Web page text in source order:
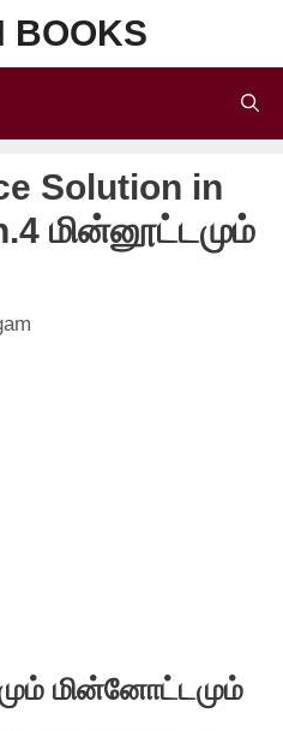
BOOKS
Solution in
மின்னூட்டமும்
மின்னோட்டமும்